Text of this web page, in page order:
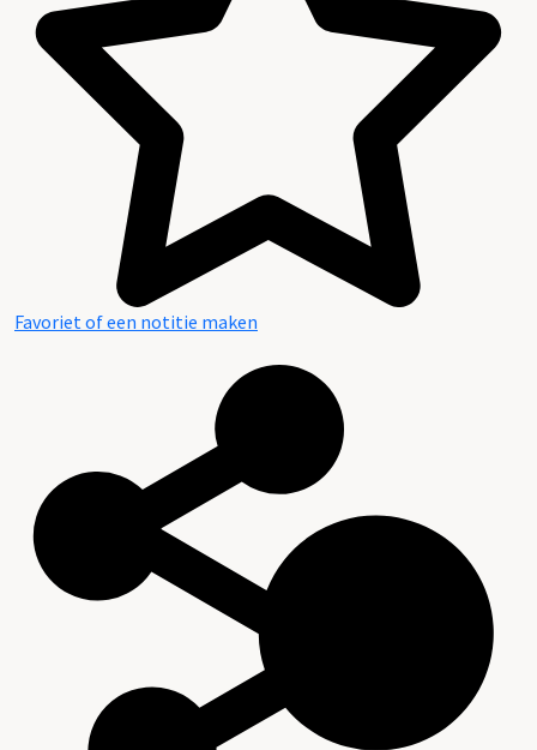
Favoriet of een notitie maken